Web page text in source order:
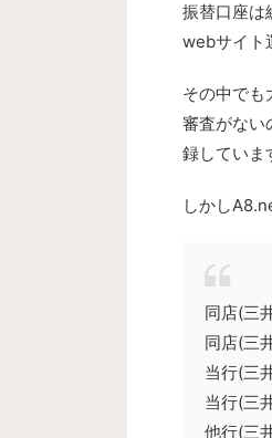
振替口座は
webサイト
その中でも
審査がない
録していま
しかし
同店(
同店(
当行(三
当行(三
他行(